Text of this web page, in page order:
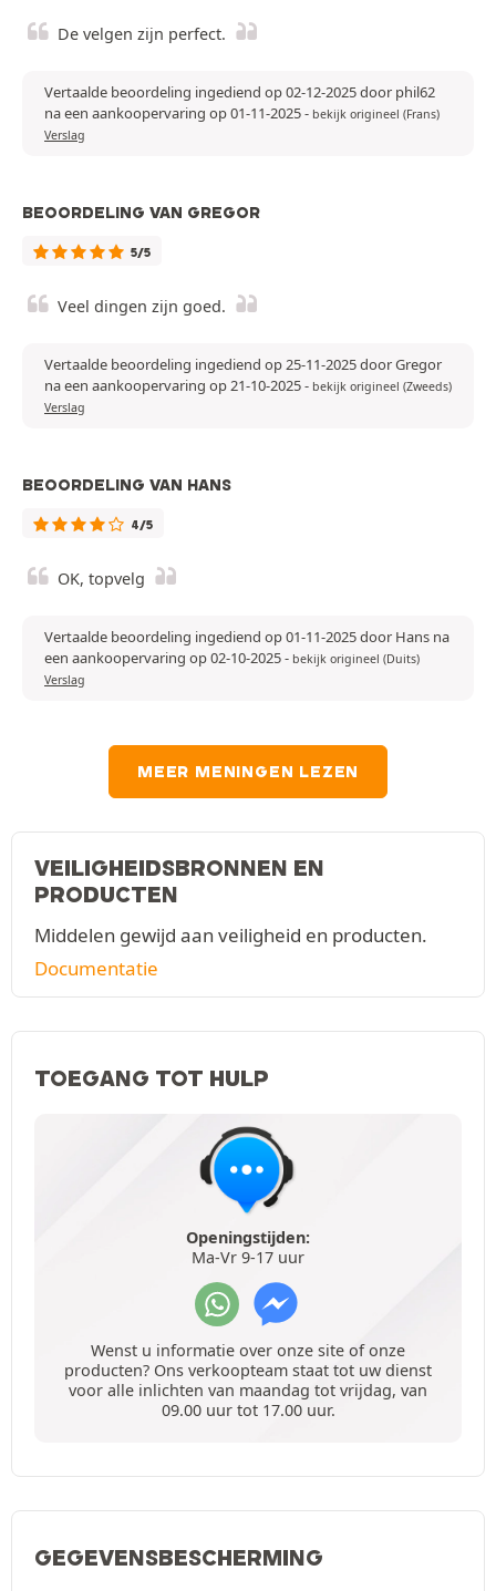
De velgen zijn perfect.
Vertaalde beoordeling ingediend op 02-12-2025 door phil62
na een aankoopervaring op 01-11-2025- bekijk origineel (Frans)
Verslag
BEOORDELING VAN GREGOR
5/5
Veel dingen zijn goed.
Vertaalde beoordeling ingediend op 25-11-2025 door Gregor
na een aankoopervaring op 21-10-2025- bekijk origineel (Zweeds)
Verslag
BEOORDELING VAN HANS
4/5
OK, topvelg
Vertaalde beoordeling ingediend op 01-11-2025 door Hans na
een aankoopervaring op 02-10-2025- bekijk origineel (Duits)
Verslag
MEER MENINGEN LEZEN
VEILIGHEIDSBRONNEN EN
PRODUCTEN
Middelen gewijd aan veiligheid en producten.
Documentatie
TOEGANG TOT HULP
Openingstijden:
Ma-Vr 9-17 uur
Wenst u informatie over onze site of onze
producten? Ons verkoopteam staat tot uw dienst
voor alle inlichten van maandag tot vrijdag, van
09.00 uur tot 17.00 uur.
GEGEVENSBESCHERMING